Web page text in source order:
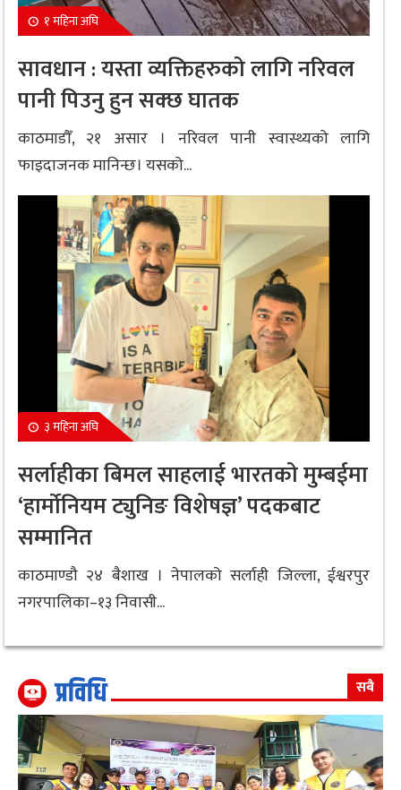
१ महिना अघि
सावधान : यस्ता व्यक्तिहरुको लागि नरिवल
पानी पिउनु हुन सक्छ घातक
काठमाडौँ, २१ असार । नरिवल पानी स्वास्थ्यको लागि
फाइदाजनक मानिन्छ। यसको...
३ महिना अघि
सर्लाहीका बिमल साहलाई भारतको मुम्बईमा
‘हार्मोनियम ट्युनिङ विशेषज्ञ’ पदकबाट
सम्मानित
काठमाण्डौ २४ बैशाख । नेपालको सर्लाही जिल्ला, ईश्वरपुर
नगरपालिका–१३ निवासी...
प्रविधि सबै